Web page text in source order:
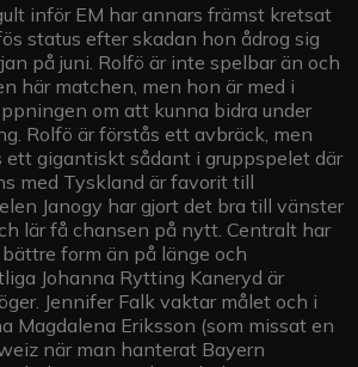
inför EM har annars främst kretsat
status efter skadan hon ådrog sig
på juni. Rolfö är inte spelbar än och
här matchen, men hon är med i
om att kunna bidra under
Rolfö är förstås ett avbräck, men
gigantiskt sådant i gruppspelet där
med Tyskland är favorit till
Janogy har gjort det bra till vänster
lär få chansen på nytt. Centralt har
form än på länge och
Johanna Rytting Kaneryd är
Jennifer Falk vaktar målet och i
Magdalena Eriksson (som missat en
när man hanterat Bayern